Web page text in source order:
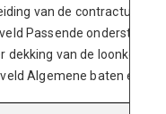
van de contracturen
Passende
dekking van de loonkosten
Algemene baten en